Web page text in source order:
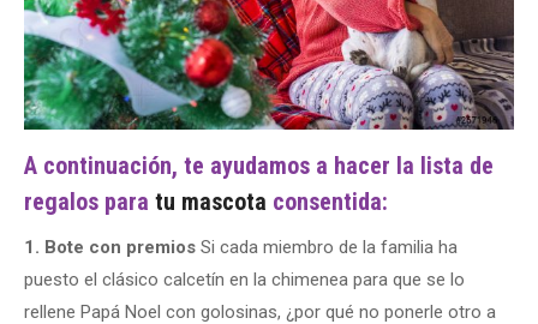
A continuación, te ayudamos a hacer la lista de
regalos para tu mascota consentida:
1. Bote con premios Si cada miembro de la familia ha
puesto el clásico calcetín en la chimenea para que se lo
rellene Papá Noel con golosinas, ¿por qué no ponerle otro a